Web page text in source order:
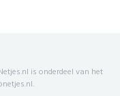
is onderdeel van het